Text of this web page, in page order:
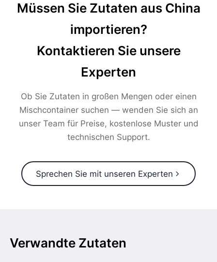
Müssen Sie Zutaten aus China
importieren?
Kontaktieren Sie unsere
Experten
Ob Sie Zutaten in großen Mengen oder einen
Mischcontainer suchen — wenden Sie sich an
unser Team für Preise, kostenlose Muster und
technischen Support.
Sprechen Sie mit unseren Experten
Verwandte Zutaten